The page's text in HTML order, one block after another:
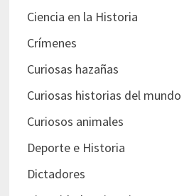
Ciencia en la Historia
Crímenes
Curiosas hazañas
Curiosas historias del mundo
Curiosos animales
Deporte e Historia
Dictadores